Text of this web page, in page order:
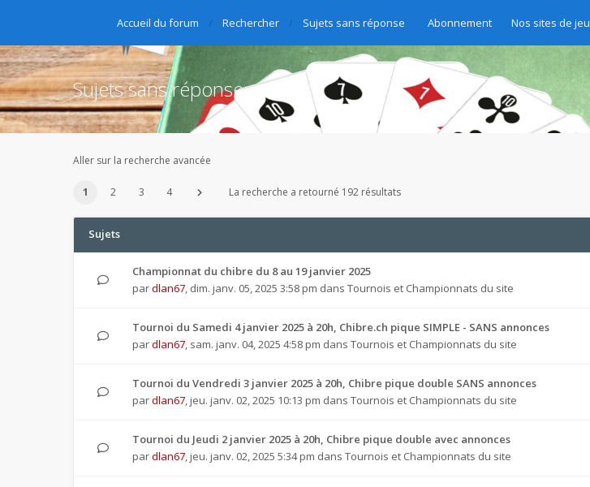
Abonnement Nos sites de jeu
Accueil du forum Rechercher Sujets sans réponse
Sujets sans réponse
Aller sur la recherche avancée
1 2 3 4 La recherche a retourné 192 résultats
Sujets
Championnat du chibre du 8 au 19 janvier 2025
pardlan67, dim. janv. 05, 2025 3:58 pm dans Tournois et Championnats du site
Tournoi du Samedi 4 janvier 2025 à 20h, Chibre.ch pique SIMPLE - SANS annonces
pardlan67, sam. janv. 04, 2025 4:58 pm dans Tournois et Championnats du site
Tournoi du Vendredi 3 janvier 2025 à 20h, Chibre pique double SANS annonces
pardlan67, jeu. janv. 02, 2025 10:13 pm dans Tournois et Championnats du site
Tournoi du Jeudi 2 janvier 2025 à 20h, Chibre pique double avec annonces
pardlan67, jeu. janv. 02, 2025 5:34 pm dans Tournois et Championnats du site